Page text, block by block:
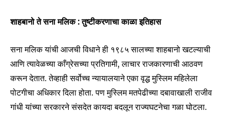
शाहबानो ते सना मलिक : तुष्टीकरणाचा काळा इतिहास
सना मलिक यांची आजची विधाने ही १९८५ सालच्या शाहबानो खटल्याची
आणि त्यावेळच्या काँग्रेसच्या प्रतिगामी, लाचार राजकारणाची आठवण
करून देतात. तेव्हाही सर्वोच्च न्यायालयाने एका वृद्ध मुस्लिम महिलेला
पोटगीचा अधिकार दिला होता. पण मुस्लिम मतपेढीच्या दबावाखाली राजीव
गांधी यांच्या सरकारने संसदेत कायदा बदलून राज्यघटनेचा गळा घोटला.